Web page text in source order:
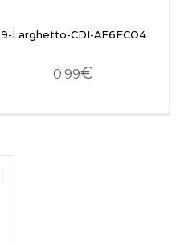
9-Larghetto-CDI-AF6FCO4
0.99€